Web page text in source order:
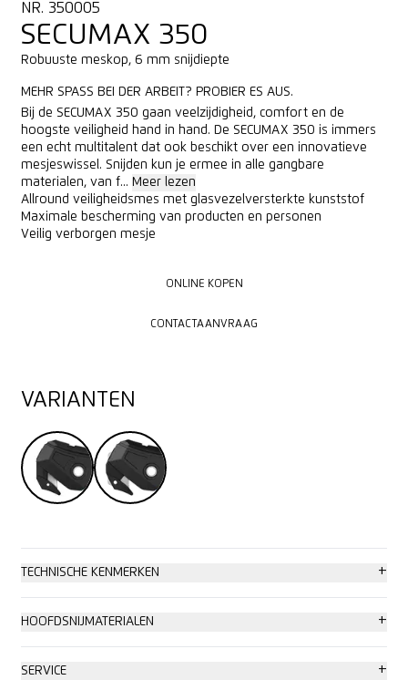
NR. 350005
SECUMAX 350
Robuuste meskop, 6 mm snijdiepte
MEHR SPASS BEI DER ARBEIT? PROBIER ES AUS.
Bij de SECUMAX 350 gaan veelzijdigheid, comfort en de
hoogste veiligheid hand in hand. De SECUMAX 350 is immers
een echt multitalent dat ook beschikt over een innovatieve
mesjeswissel. Snijden kun je ermee in alle gangbare
materialen, van f... Meer lezen
Allround veiligheidsmes met glasvezelversterkte kunststof
Maximale bescherming van producten en personen
Veilig verborgen mesje
ONLINE KOPEN
CONTACTAANVRAAG
VARIANTEN
TECHNISCHE KENMERKEN +
Hoogste veiligheid
Mesjeswissel zonder gereedschap
HOOFDSNIJMATERIALEN +
Karton: tot 2-laags
SERVICE +